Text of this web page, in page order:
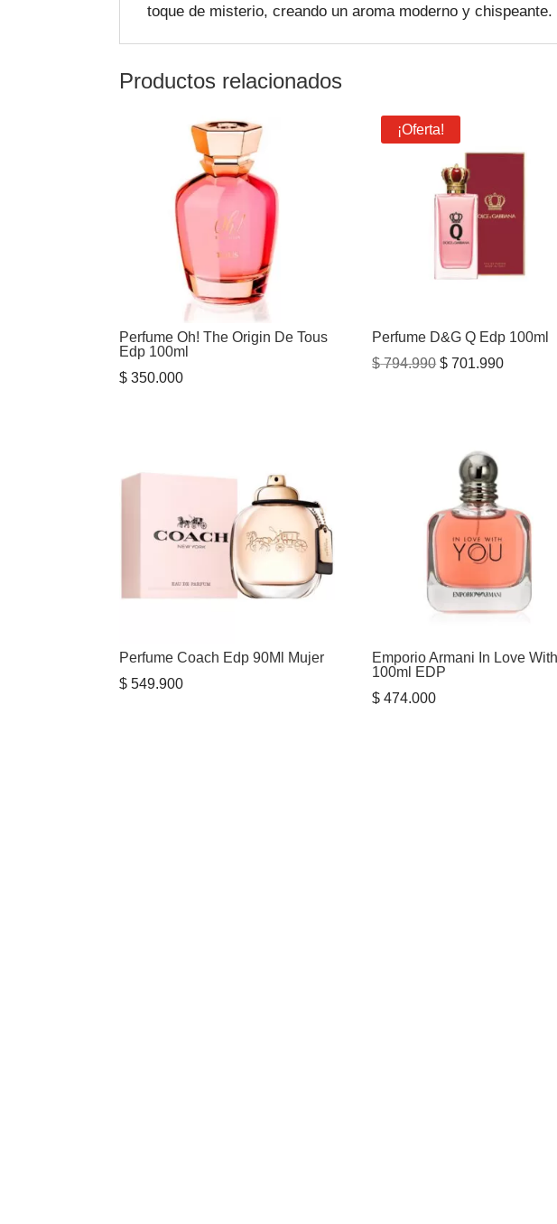
toque de misterio, creando un aroma moderno y chispeante.
Productos relacionados
Perfume Oh! The Origin De Tous
Edp 100ml
$ 350.000
¡Oferta!
Perfume D&G Q Edp 100ml
$794.990 El
$ 794.990.
$ 701.990El
Perfume Coach Edp 90Ml Mujer
$ 549.900
Emporio Armani In Love
100ml EDP
$ 474.000